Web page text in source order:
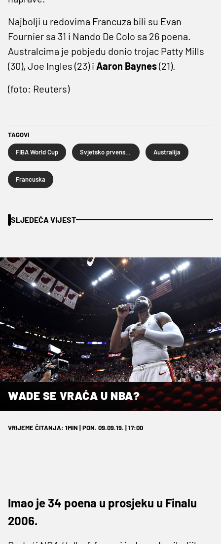
Najbolji u redovima Francuza bili su Evan
Fournier sa 31 i Nando De Colo sa 26 poena.
Australcima je pobjedu donio trojac Patty Mills
(30), Joe Ingles (23) i Aaron Baynes(21).
(foto: Reuters)
TAGOVI
FIBA World Cup Australija
Francuska
SLJEDEĆA VIJEST
WADE SE VRAĆA U NBA?
VRIJEME ČITANJA: 1MIN | PON. 09.09.19. | 17:00
Imao je 34 poena u prosjeku u Finalu
2006.